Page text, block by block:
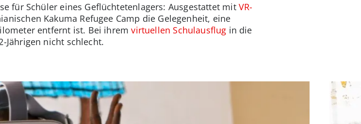
für Schüler eines Geflüchtetenlagers: Ausgestattet mit VR-
Kakuma Refugee Camp die Gelegenheit, eine
entfernt ist. Bei ihremvirtuellen Schulausflug in die
Jährigen nicht schlecht.